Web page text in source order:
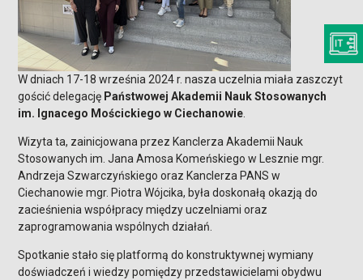
W dniach 17-18 września 2024 r. nasza uczelnia miała zaszczyt
gościć delegację Państwowej Akademii Nauk Stosowanych
im. Ignacego Mościckiego w Ciechanowie
Wizyta ta, zainicjowana przez Kanclerza Akademii Nauk
Stosowanych im. Jana Amosa Komeńskiego w Lesznie mgr.
Andrzeja Szwarczyńskiego oraz Kanclerza PANS w
Ciechanowie mgr. Piotra Wójcika, była doskonałą okazją do
zacieśnienia współpracy między uczelniami oraz
zaprogramowania wspólnych działań.
Spotkanie stało się platformą do konstruktywnej wymiany
doświadczeń i wiedzy pomiędzy przedstawicielami obydwu